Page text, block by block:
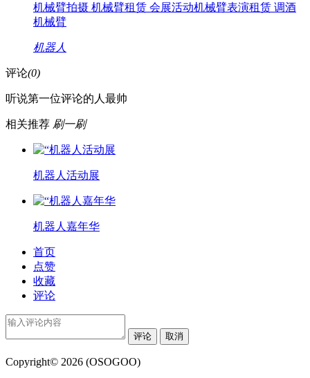
机械臂拍摄 机械臂租赁 会展活动机械臂表演租赁 调酒
机械臂
机器人
评论(0)
听说第一位评论的人最帅
相关推荐 刷一刷
机器人活动展
机器人嘉年华
首页
点赞
收藏
评论
评论 取消
Copyright© 2026 (OSOGOO)